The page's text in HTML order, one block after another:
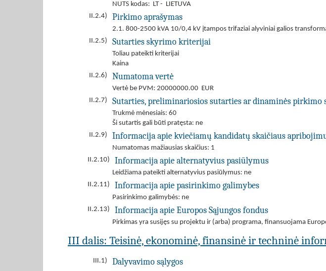
NUTS kodas: LT - LIETUVA
II.2.4)
Pirkimo aprašymas
2.1. 800-2500 kVA 10/0,4 kV įtampos trifaziai alyviniai galios
II.2.5)
Sutarties skyrimo kriterijai
Toliau pateikti kriterijai
Kaina
II.2.6)
Numatoma vertė
Vertė be PVM: 20000000.00 EUR
II.2.7)
Sutarties, preliminariosios sutarties ar dinaminės
Trukmė mėnesiais: 60
Ši sutartis gali būti pratęsta: ne
II.2.9)
Informacija apie kviečiamų kandidatų skaičiaus
Numatomas mažiausias skaičius: 1
II.2.10)
Informacija apie alternatyvius pasiūlymus
Leidžiama pateikti alternatyvius pasiūlymus: ne
II.2.11)
Informacija apie pasirinkimo galimybes
Pasirinkimo galimybės: ne
II.2.13)
Informacija apie Europos Sąjungos fondus
Pirkimas yra susijęs su projektu ir (arba) programa, finansuojama
III dalis: Teisinė, ekonominė, finansinė ir techninė
III.1) Dalyvavimo sąlygos